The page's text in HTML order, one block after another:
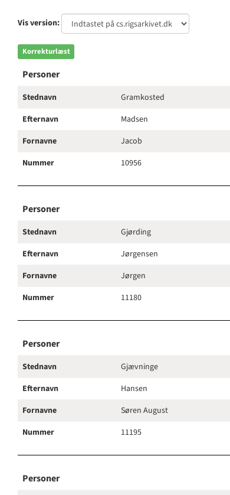
Vis version:
Korrekturlæst
Personer
Stednavn
Gramkosted
Efternavn
Madsen
Fornavne
Jacob
Nummer
10956
Personer
Stednavn
Gjørding
Efternavn
Jørgensen
Fornavne
Jørgen
Nummer
11180
Personer
Stednavn
Gjævninge
Efternavn
Hansen
Fornavne
Søren August
Nummer
11195
Personer